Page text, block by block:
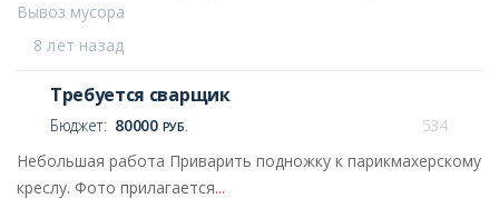
8 лет назад
Вывоз мусора
Требуется сварщик
Бюджет: 80000 РУБ.
534
Небольшая работа Приварить подножку к парикмахерскому
креслу. Фото прилагается...